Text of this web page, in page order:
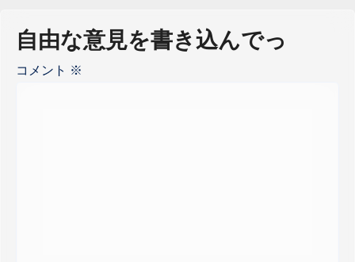
自由な意見を書き込んでっ
コメント ※